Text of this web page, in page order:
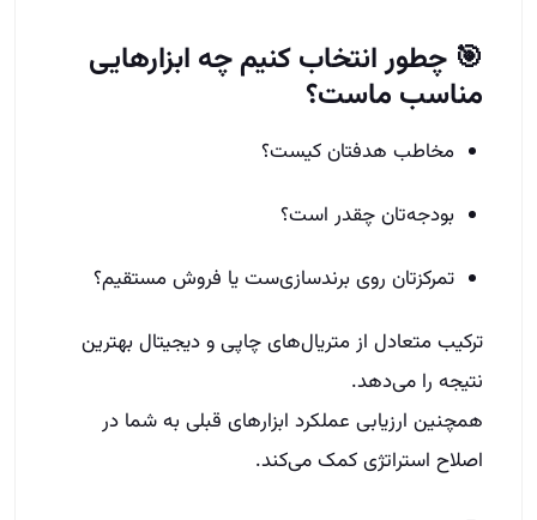
🎯 چطور انتخاب کنیم چه ابزارهایی
مناسب ماست؟
مخاطب هدفتان کیست؟
بودجه‌تان چقدر است؟
تمرکزتان روی برندسازی‌ست یا فروش مستقیم؟
ترکیب متعادل از متریال‌های چاپی و دیجیتال بهترین
نتیجه را می‌دهد.
همچنین ارزیابی عملکرد ابزارهای قبلی به شما در
اصلاح استراتژی کمک می‌کند.